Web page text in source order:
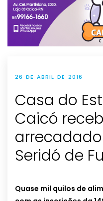
26 DE ABRIL DE 2016
Casa do
Caicó
Quase mil quilos de